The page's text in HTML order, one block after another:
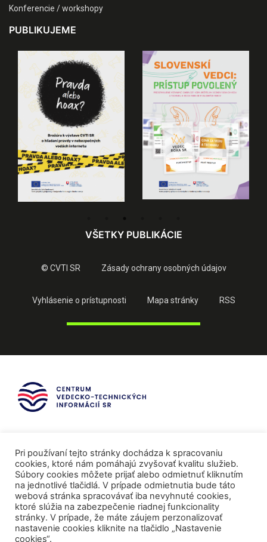
Konferencie / workshopy
PUBLIKUJEME
VŠETKY PUBLIKÁCIE
© CVTI SR Zásady ochrany osobných údajov
Vyhlásenie o prístupnosti Mapa stránky RSS
Mediálni partneri
Pri používaní tejto stránky dochádza k spracovaniu
cookies, ktoré nám pomáhajú zvyšovať kvalitu služieb.
Súbory cookies môžete prijať alebo odmietnuť kliknutím
na jednotlivé tlačidlá. V prípade odmietnutia bude táto
webová stránka spracovávať iba nevyhnuté cookies,
ktoré slúžia na zabezpečenie riadnej funkcionality
stránky. V prípade, že máte záujem perzonalizovať
nastavenie cookies kliknite na tlačidlo „Nastavenie
cookies“.